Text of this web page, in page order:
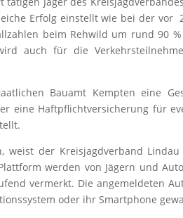
Erfolg einstellt wie bei der vor
beim Rehwild um rund 90
auch für die
Bauamt Kempten eine
eine Haftpflichtversicherung für
weist der Kreisjagdverband
werden von Jägern und
vermerkt. Die angemeldeten
oder ihr Smartphone